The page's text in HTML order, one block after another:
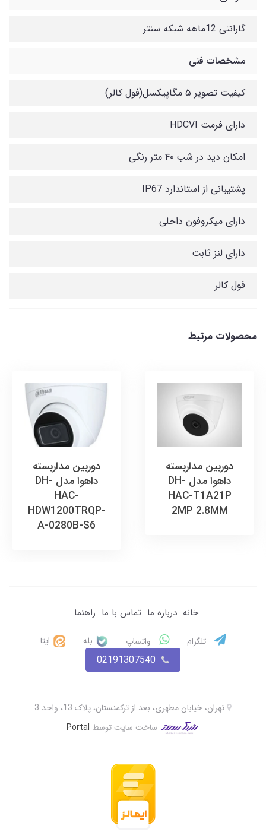
گارانتی 12ماهه شبکه سنتر
مشخصات فنی
کیفیت تصویر ۵ مگاپیکسل(فول کالر)
دارای فرمت HDCVI
امکان دید در شب ۴۰ متر رنگی
پشتیبانی از استاندارد IP67
دارای میکروفون داخلی
دارای لنز ثابت
فول کالر
محصولات مرتبط
دوربین مداربسته
داهوا مدل DH-
HAC-T1A21P
2MP 2.8MM
دوربین مداربسته
داهوا مدل DH-
HAC-
HDW1200TRQP-
A-0280B-S6
خانه درباره ما تماس با ما راهنما
تلگرام واتساپ بله ایتا
02191307540
ساخت سایت توسط Portal
تهران، خیابان مطهری، بعد از ترکمنستان، پلاک 13، واحد 3